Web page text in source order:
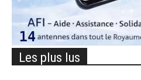
Les plus lus